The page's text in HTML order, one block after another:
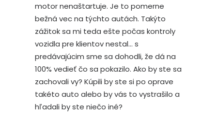
motor nenaštartuje. Je to pomerne
bežná vec na týchto autách. Takýto
zážitok sa mi teda ešte počas kontroly
vozidla pre klientov nestal… s
predávajúcim sme sa dohodli, že dá na
100% vedieť čo sa pokazilo. Ako by ste sa
zachovali vy? Kúpili by ste si po oprave
takéto auto alebo by vás to vystrašilo a
hľadali by ste niečo iné?